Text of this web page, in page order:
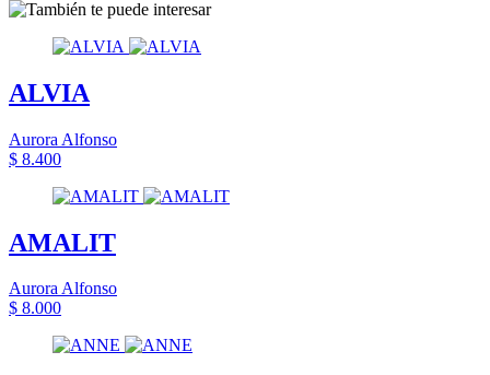
ALVIA
Aurora Alfonso
$ 8.400
AMALIT
Aurora Alfonso
$ 8.000